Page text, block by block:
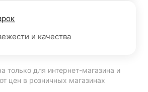
и качества
только для интернет-магазина и
цен в розничных магазинах